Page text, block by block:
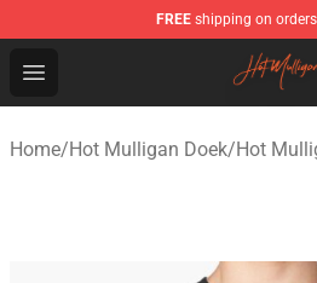
FREE shipping on
Open menu
Hot Mulligan Shop - Official
Home/Hot Mulligan Doek/Hot